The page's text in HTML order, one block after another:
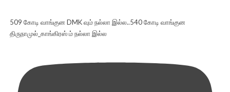
509 கோடி வாங்குன DMK வும் நல்லா இல்ல..540 கோடி வாங்குன
திருநாமுல்_காங்கிரஸ் ம் நல்லா இல்ல